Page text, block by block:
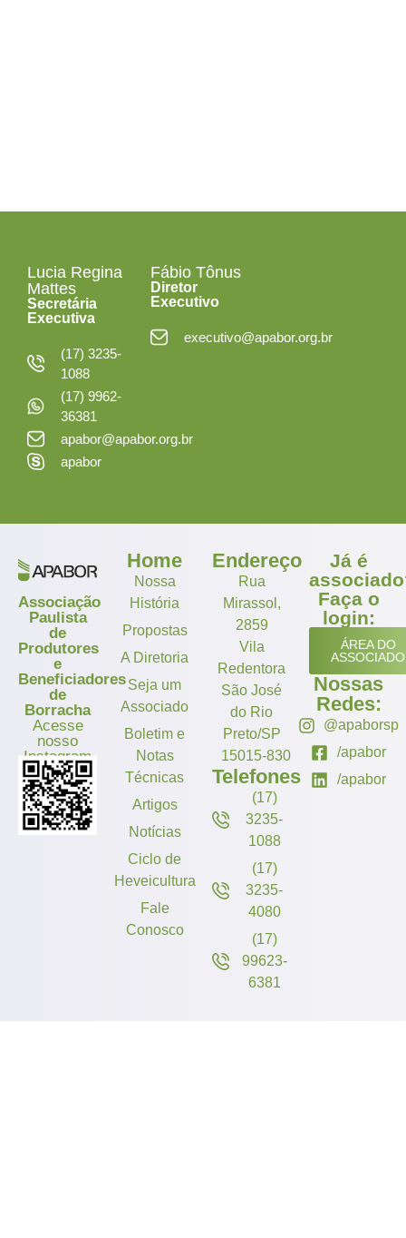
Lucia Regina
Mattes
Secretária
Executiva
(17) 3235-
1088
(17) 9962-
36381
apabor@apabor.org.br
apabor
Fábio Tônus
Diretor
Executivo
executivo@apabor.org.br
Associação
Paulista
de
Produtores
e
Beneficiadores
de
Borracha
Acesse
nosso
Instagram
Home
Nossa
História
Propostas
A Diretoria
Seja um
Associado
Boletim e
Notas
Técnicas
Artigos
Notícias
Ciclo de
Heveicultura
Fale
Conosco
Endereço
Rua
Mirassol,
2859
Vila
Redentora
São José
do Rio
Preto/SP
15015-830
Telefones
(17)
3235-
1088
(17)
3235-
4080
(17)
99623-
6381
Já é
Faça o
login:
ÁREA DO
ASSOCIADO
Nossas
Redes:
@apaborsp
/apabor
/apabor